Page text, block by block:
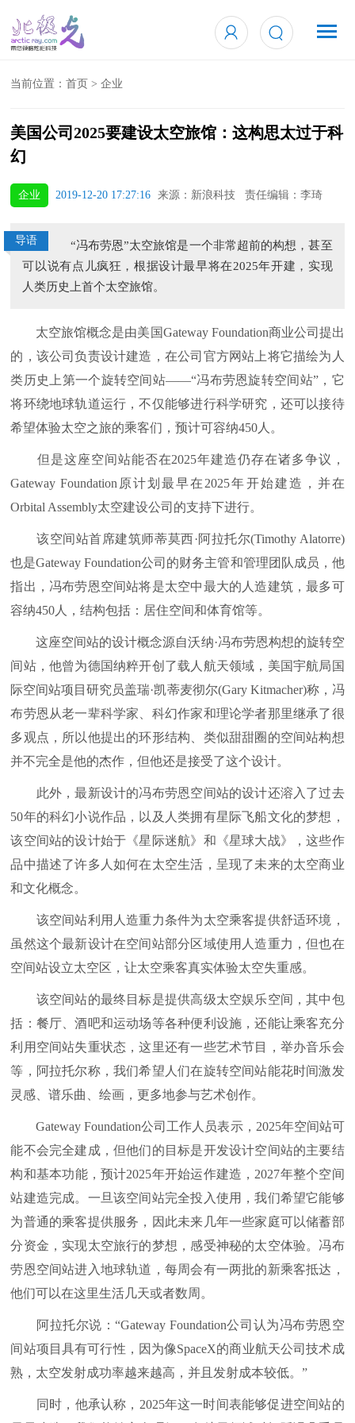
当前位置：首页 >企业
美国公司2025要建设太空旅馆：这构思太过于科
幻
企业 2019-12-20 17:27:16 来源：新浪科技 责任编辑：李琦
导语
“冯布劳恩”太空旅馆是一个非常超前的构想，甚至
可以说有点儿疯狂，根据设计最早将在2025年开建，实现
人类历史上首个太空旅馆。
太空旅馆概念是由美国Gateway Foundation商业公司提出
的，该公司负责设计建造，在公司官方网站上将它描绘为人
类历史上第一个旋转空间站——“冯布劳恩旋转空间站”，它
将环绕地球轨道运行，不仅能够进行科学研究，还可以接待
希望体验太空之旅的乘客们，预计可容纳450人。
但是这座空间站能否在2025年建造仍存在诸多争议，
Gateway Foundation原计划最早在2025年开始建造，并在
Orbital Assembly太空建设公司的支持下进行。
该空间站首席建筑师蒂莫西·阿拉托尔(Timothy Alatorre)
也是Gateway Foundation公司的财务主管和管理团队成员，他
指出，冯布劳恩空间站将是太空中最大的人造建筑，最多可
容纳450人，结构包括：居住空间和体育馆等。
这座空间站的设计概念源自沃纳·冯布劳恩构想的旋转空
间站，他曾为德国纳粹开创了载人航天领域，美国宇航局国
际空间站项目研究员盖瑞·凯蒂麦彻尔(Gary Kitmacher)称，冯
布劳恩从老一辈科学家、科幻作家和理论学者那里继承了很
多观点，所以他提出的环形结构、类似甜甜圈的空间站构想
并不完全是他的杰作，但他还是接受了这个设计。
此外，最新设计的冯布劳恩空间站的设计还溶入了过去
50年的科幻小说作品，以及人类拥有星际飞船文化的梦想，
该空间站的设计始于《星际迷航》和《星球大战》，这些作
品中描述了许多人如何在太空生活，呈现了未来的太空商业
和文化概念。
该空间站利用人造重力条件为太空乘客提供舒适环境，
虽然这个最新设计在空间站部分区域使用人造重力，但也在
空间站设立太空区，让太空乘客真实体验太空失重感。
该空间站的最终目标是提供高级太空娱乐空间，其中包
括：餐厅、酒吧和运动场等各种便利设施，还能让乘客充分
利用空间站失重状态，这里还有一些艺术节目，举办音乐会
等，阿拉托尔称，我们希望人们在旋转空间站能花时间激发
灵感、谱乐曲、绘画，更多地参与艺术创作。
Gateway Foundation公司工作人员表示，2025年空间站可
能不会完全建成，但他们的目标是开发设计空间站的主要结
构和基本功能，预计2025年开始运作建造，2027年整个空间
站建造完成。一旦该空间站完全投入使用，我们希望它能够
为普通的乘客提供服务，因此未来几年一些家庭可以储蓄部
分资金，实现太空旅行的梦想，感受神秘的太空体验。冯布
劳恩空间站进入地球轨道，每周会有一两批的新乘客抵达，
他们可以在这里生活几天或者数周。
阿拉托尔说：“Gateway Foundation公司认为冯布劳恩空
间站项目具有可行性，因为像SpaceX的商业航天公司技术成
熟，太空发射成功率越来越高，并且发射成本较低。”
同时，他承认称，2025年这一时间表能够促进空间站的